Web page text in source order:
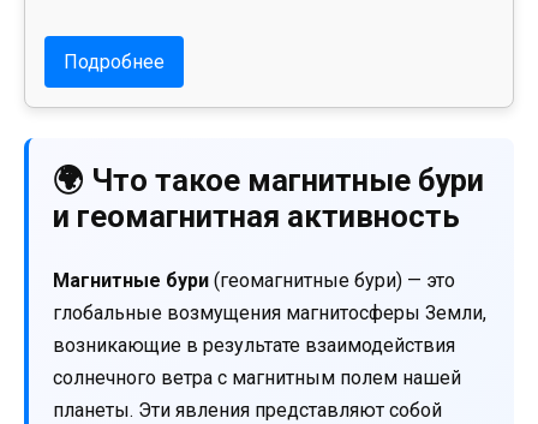
Подробнее
🌍 Что такое магнитные бури
и геомагнитная активность
Магнитные бури (геомагнитные бури) — это
глобальные возмущения магнитосферы Земли,
возникающие в результате взаимодействия
солнечного ветра с магнитным полем нашей
планеты. Эти явления представляют собой